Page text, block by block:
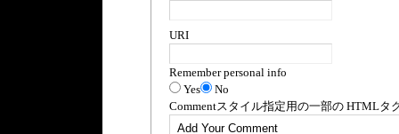
URI
Remember personal info
Yes
No
Commentスタイル指定用の一部の HTMLタ